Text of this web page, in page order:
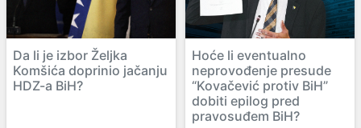
Da li je izbor Željka
Komšića doprinio jačanju
HDZ-a BiH?
Hoće li eventualno
neprovođenje presude
“Kovačević protiv BiH”
dobiti epilog pred
pravosuđem BiH?